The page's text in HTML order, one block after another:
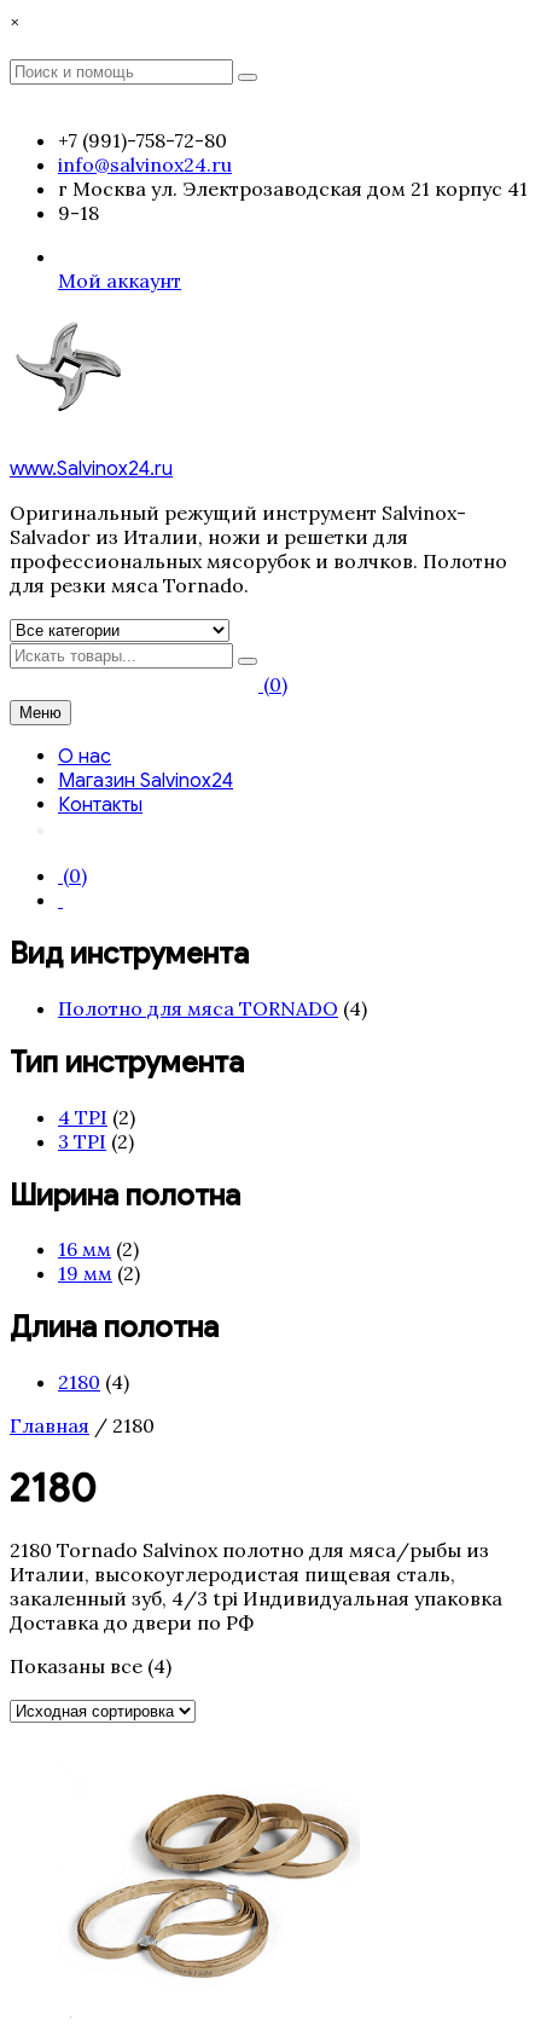
Перейти
содержимому
×
Поиск
Поиск
+7 (991)-758-72-80
info@salvinox24.ru
г Москва ул. Электрозаводская дом 21 корпус 41
9-18
Мой аккаунт
www.Salvinox24.ru
Оригинальный режущий инструмент Salvinox-
Salvador из Италии, ножи и решетки для
профессиональных мясорубок и волчков. Полотно
для резки мяса Tornado.
Искать
(0)
Меню
О нас
Магазин Salvinox24
Контакты
(0)
Вид инструмента
Полотно для мяса TORNADO (4)
Тип инструмента
4 TPI (2)
3 TPI (2)
Ширина полотна
16 мм (2)
19 мм (2)
Длина полотна
2180 (4)
Главная / 2180
2180
2180 Tornado Salvinox полотно для мяса/рыбы из
Италии, высокоуглеродистая пищевая сталь,
закаленный зуб, 4/3 tpi Индивидуальная упаковка
Доставка до двери по РФ
Показаны все (4)